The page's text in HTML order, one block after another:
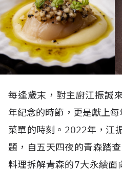
每逢歲末，對主廚江振誠
年紀念的時節，更是獻上每
菜單的時刻。2022年，江
題，自五天四夜的青森踏
料理拆解青森的7大永續面